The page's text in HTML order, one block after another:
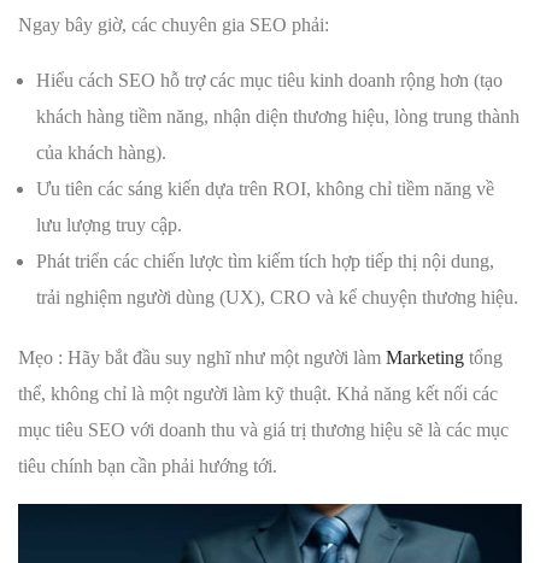
Ngay bây giờ, các chuyên gia SEO phải:
Hiểu cách SEO hỗ trợ các mục tiêu kinh doanh rộng hơn (tạo
khách hàng tiềm năng, nhận diện thương hiệu, lòng trung thành
của khách hàng).
Ưu tiên các sáng kiến ​​dựa trên ROI, không chỉ tiềm năng về
lưu lượng truy cập.
Phát triển các chiến lược tìm kiếm tích hợp tiếp thị nội dung,
trải nghiệm người dùng (UX), CRO và kể chuyện thương hiệu.
Mẹo : Hãy bắt đầu suy nghĩ như một người làm Marketing tổng
thể, không chỉ là một người làm kỹ thuật. Khả năng kết nối các
mục tiêu SEO với doanh thu và giá trị thương hiệu sẽ là các mục
tiêu chính bạn cần phải hướng tới.